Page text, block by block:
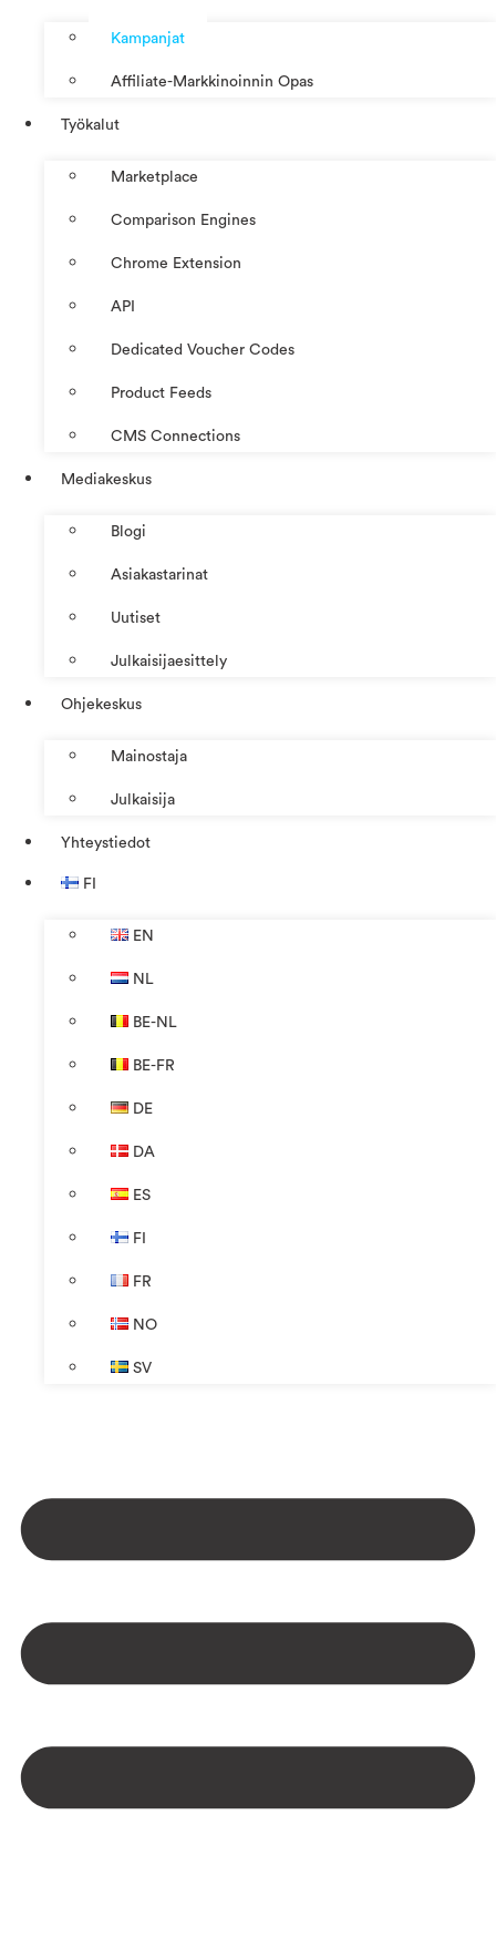
Kampanjat
Affiliate-Markkinoinnin Opas
Työkalut
Marketplace
Comparison Engines
Chrome Extension
API
Dedicated Voucher Codes
Product Feeds
CMS Connections
Mediakeskus
Blogi
Asiakastarinat
Uutiset
Julkaisijaesittely
Ohjekeskus
Mainostaja
Julkaisija
Yhteystiedot
FI
EN
NL
BE-NL
BE-FR
DE
DA
ES
FI
FR
NO
SV